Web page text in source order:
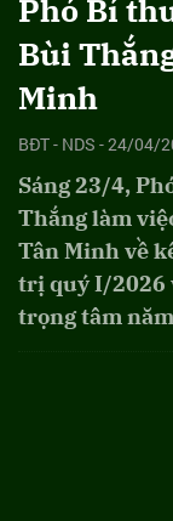
Phó Bí
Bùi
Minh
BĐT - NDS - 24/04/
Sáng 23/4,
Thắng làm
Tân Minh về
trị quý I/2026
trọng tâm